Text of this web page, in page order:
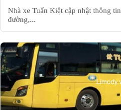
Nhà xe Tuấn Kiệt cập nhật thông
đường,...